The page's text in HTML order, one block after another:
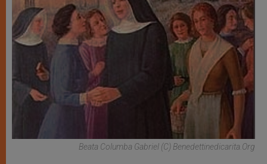
Beata Columba Gabriel (C) Benedettinedicarita.org